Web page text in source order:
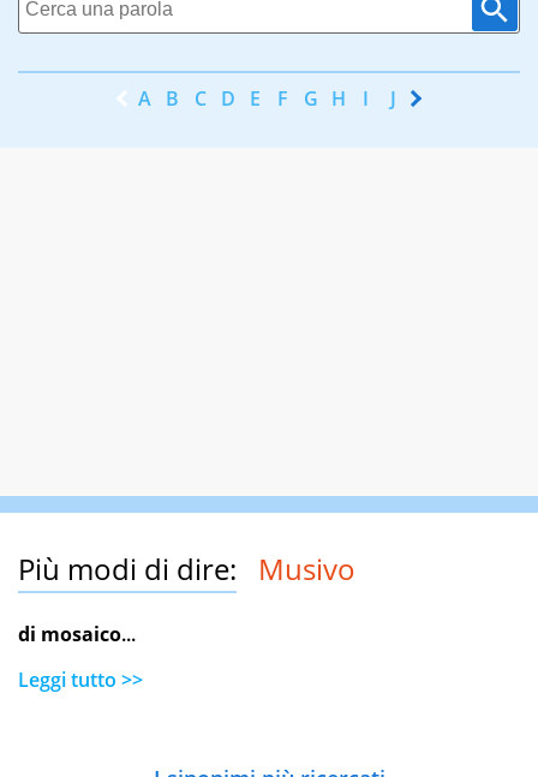
A B C D E F G H I J K
Più modi di dire: Musivo
di mosaico...
Leggi tutto >>